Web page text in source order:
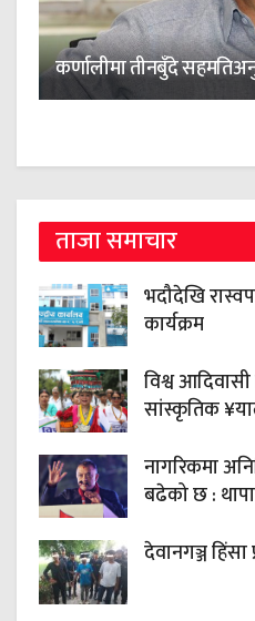
कर्णालीमा तीनबुँदे
ताजा समाचार
भदौदेखि
कार्यक्रम
विश्व
सांस्कृतिक
नागरिकमा
बढेको छ : थापा
देवानगञ्ज